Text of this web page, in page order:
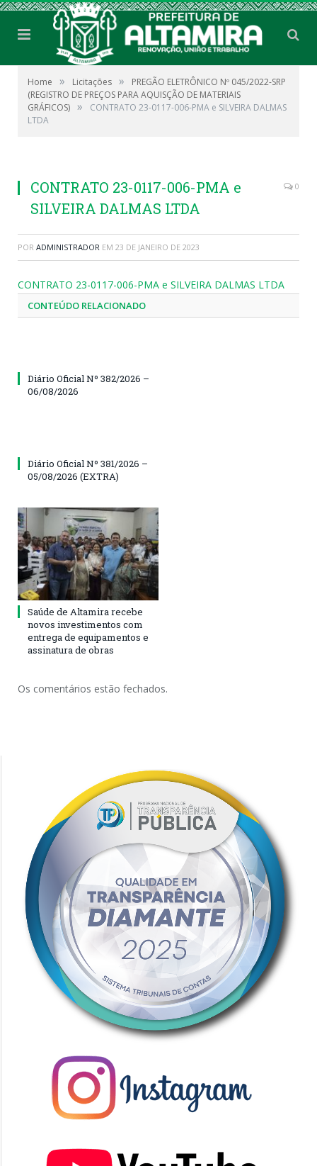
Home » Licitações »
PREGÃO ELETRÔNICO Nº 045/2022-SRP
(REGISTRO DE PREÇOS PARA AQUISÇÃO DE MATERIAIS
GRÁFICOS) »
CONTRATO 23-0117-006-PMA e SILVEIRA DALMAS
LTDA
CONTRATO 23-0117-006-PMA e
SILVEIRA DALMAS LTDA
0
POR ADMINISTRADOR EM 23 DE JANEIRO DE 2023
CONTRATO 23-0117-006-PMA e SILVEIRA DALMAS LTDA
CONTEÚDO RELACIONADO
Diário Oficial Nº 382/2026 –
06/08/2026
Diário Oficial Nº 381/2026 –
05/08/2026 (EXTRA)
Saúde de Altamira recebe
novos investimentos com
entrega de equipamentos e
assinatura de obras
Os comentários estão fechados.